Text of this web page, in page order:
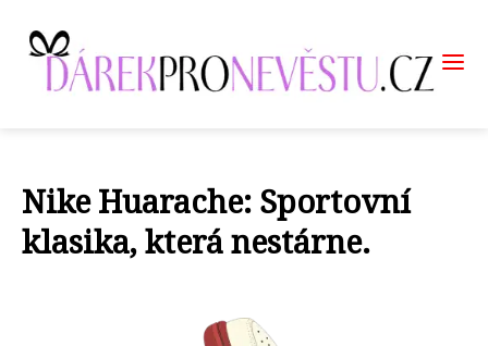
Nike Huarache: Sportovní
klasika, která nestárne.